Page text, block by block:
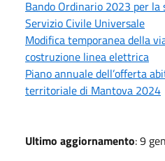
Bando Ordinario 2023 per
Servizio Civile Universale
Modifica temporanea della
costruzione linea elettrica
Piano annuale dell’offerta
territoriale di Mantova 2024
Ultimo aggiornamento: 9